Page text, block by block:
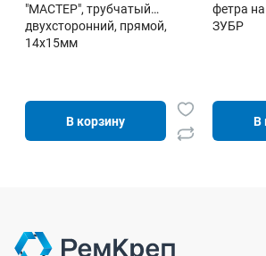
"МАСТЕР", трубчатый
двухсторонний, прямой,
14х15мм
В корзину
фетра
ЗУБР
В